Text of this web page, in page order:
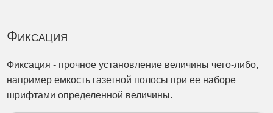
Фиксация
Фиксация - прочное установление величины чего-либо,
например емкость газетной полосы при ее наборе
шрифтами определенной величины.